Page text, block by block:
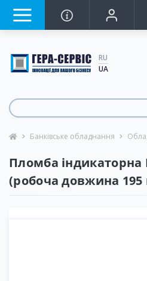
RU
UA
Банківське обладнання
Пломба індикаторна
(робоча довжина